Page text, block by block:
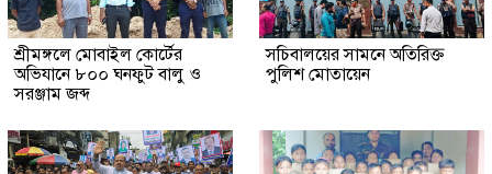
শ্রীমঙ্গলে মোবাইল কোর্টের
অভিযানে ৮০০ ঘনফুট বালু ও
সরঞ্জাম জব্দ
সচিবালয়ের সামনে অতিরিক্ত
পুলিশ মোতায়েন